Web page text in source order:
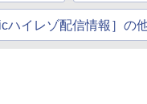
ハイレゾ配信情報］の